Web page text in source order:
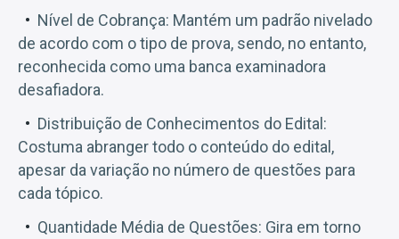
Nível de Cobrança: Mantém um padrão nivelado
de acordo com o tipo de prova, sendo, no entanto,
reconhecida como uma banca examinadora
desafiadora.
Distribuição de Conhecimentos do Edital:
Costuma abranger todo o conteúdo do edital,
apesar da variação no número de questões para
cada tópico.
Quantidade Média de Questões: Gira em torno